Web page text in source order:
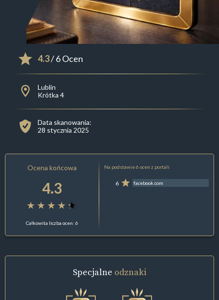
4.3/ 6 Ocen
Lublin
Krótka 4
Data skanowania:
28 stycznia 2025
Ocena końcowa
4.3
Całkowita liczba ocen: 6
Na podstawie 6 ocen z portali:
6 facebook.com
Specjalne odznaki